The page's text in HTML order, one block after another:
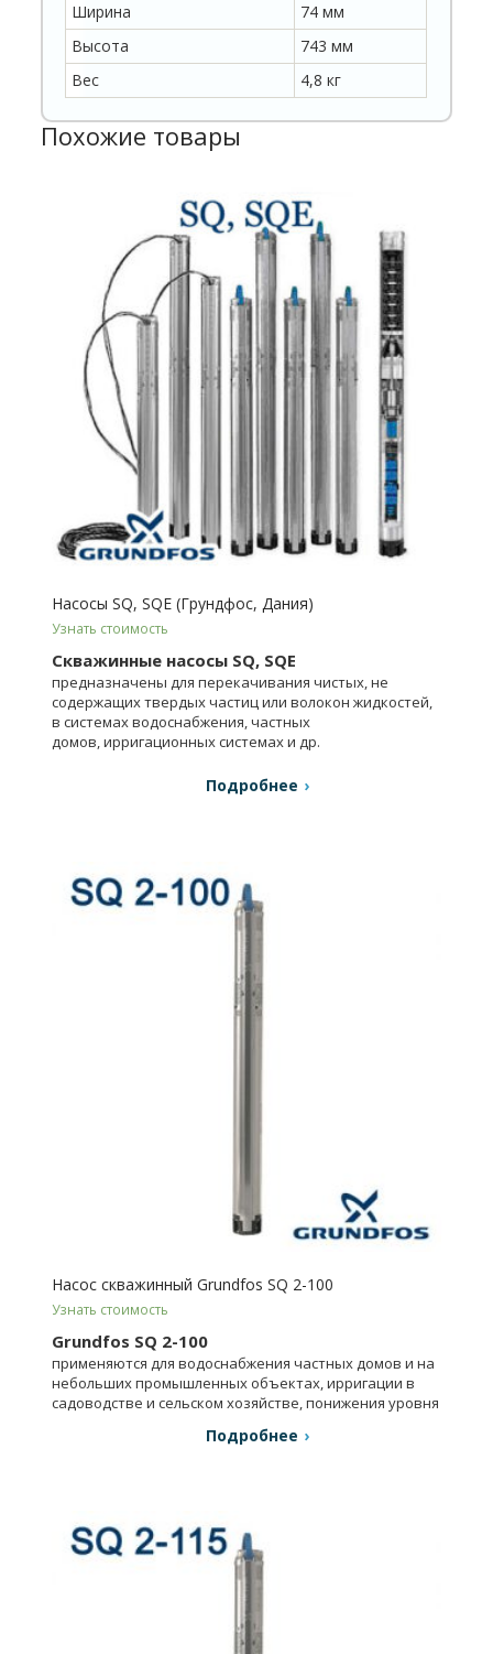
Ширина
74 мм
Высота
743 мм
Вес
4,8 кг
Похожие товары
Насосы SQ, SQE (Грундфос, Дания)
Узнать стоимость
Скважинные насосы SQ, SQE
предназначены для перекачивания чистых, не
содержащих твердых частиц или волокон жидкостей,
в системах водоснабжения, частных
домов, ирригационных системах и др.
Подробнее
Насос скважинный Grundfos SQ 2-100
Узнать стоимость
Grundfos SQ 2-100
применяются для водоснабжения частных домов и на
небольших промышленных объектах, ирригации в
садоводстве и сельском хозяйстве, понижения уровня
Подробнее